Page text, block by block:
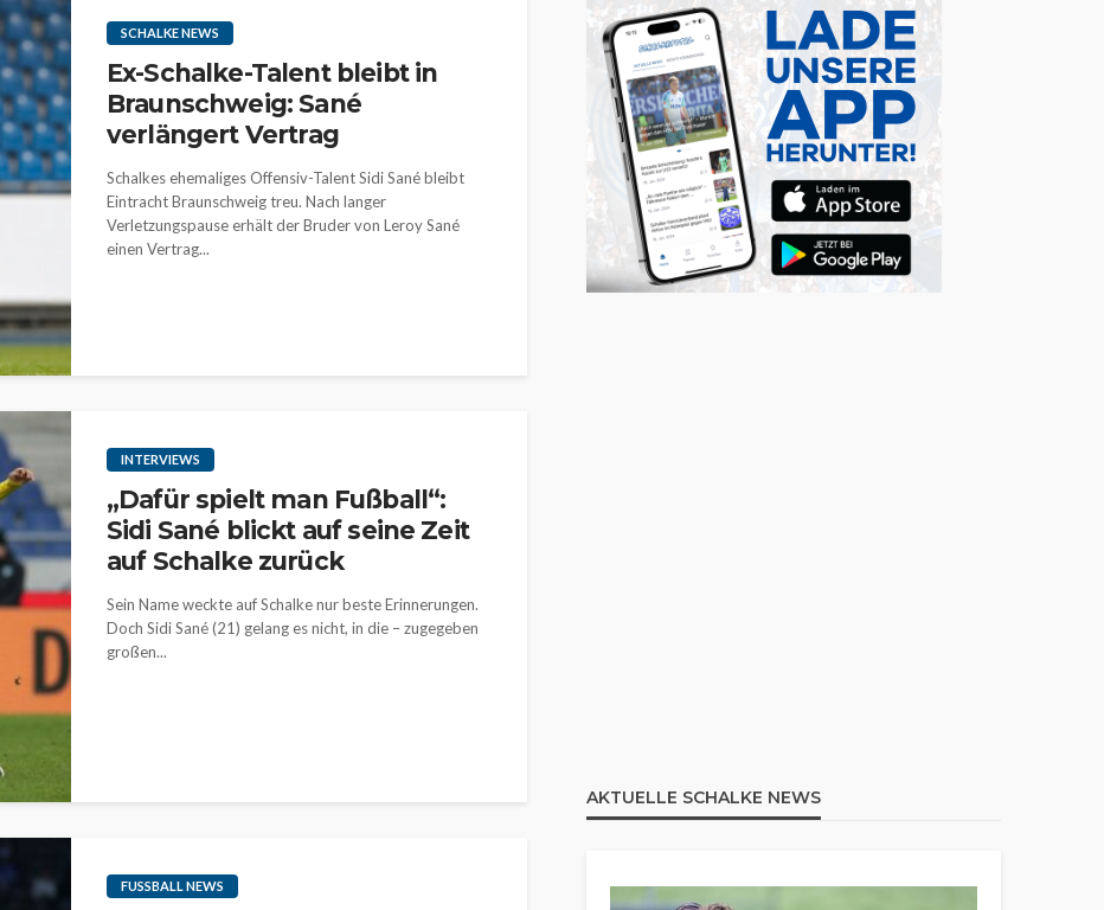
SCHALKE NEWS
Ex-Schalke-Talent bleibt in
Braunschweig: Sané
verlängert Vertrag
Schalkes ehemaliges Offensiv-Talent Sidi Sané bleibt
Eintracht Braunschweig treu. Nach langer
Verletzungspause erhält der Bruder von Leroy Sané
einen Vertrag...
INTERVIEWS
„Dafür spielt man Fußball“:
Sidi Sané blickt auf seine Zeit
auf Schalke zurück
Sein Name weckte auf Schalke nur beste Erinnerungen.
Doch Sidi Sané (21) gelang es nicht, in die – zugegeben
großen...
FUSSBALL NEWS
AKTUELLE SCHALKE NEWS